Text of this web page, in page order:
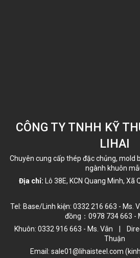
CÔNG TY TNHH KỸ
LIHAI
Chuyên cung cấp thép đặc chủng, mold
ngành khuôn
Địa chỉ: Lô 38E, KCN Quang Minh, Xã
Tel: Base/Linh kiện: 0332 216 663 -
đồng：0978 734 663 -
Khuôn: 0332 916 663 - Ms. Vân |
Thuận
Email: sale01@lihaisteel.com